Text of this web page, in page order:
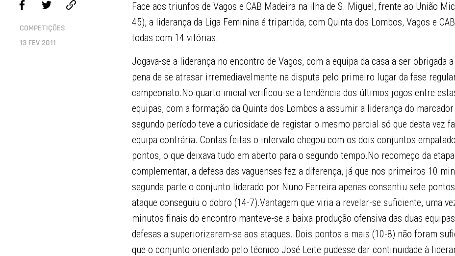
COMPETIÇÕES
13 FEV 2011
Face aos triunfos de Vagos e CAB Madeira na ilha de S. Miguel, frente ao União
45), a liderança da Liga Feminina é tripartida, com Quinta dos Lombos, Vagos e
todas com 14 vitórias.
Jogava-se a liderança no encontro de Vagos, com a equipa da casa a ser obrigada
pena de se atrasar irremediavelmente na disputa pelo primeiro lugar da fase
campeonato.No quarto inicial verificou-se a tendência dos últimos jogos entre
equipas, com a formação da Quinta dos Lombos a assumir a liderança do
segundo período teve a curiosidade de registar o mesmo parcial só que desta vez
equipa contrária. Contas feitas o intervalo chegou com os dois conjuntos
pontos, o que deixava tudo em aberto para o segundo tempo.No recomeço da etapa
complementar, a defesa das vaguenses fez a diferença, já que nos primeiros 10
segunda parte o conjunto liderado por Nuno Ferreira apenas consentiu sete
ataque conseguiu o dobro (14-7).Vantagem que viria a revelar-se suficiente, uma
minutos finais do encontro manteve-se a baixa produção ofensiva das duas
defesas a superiorizarem-se aos ataques. Dois pontos a mais (10-8) não foram
que o conjunto orientado pelo técnico José Leite pudesse dar continuidade à